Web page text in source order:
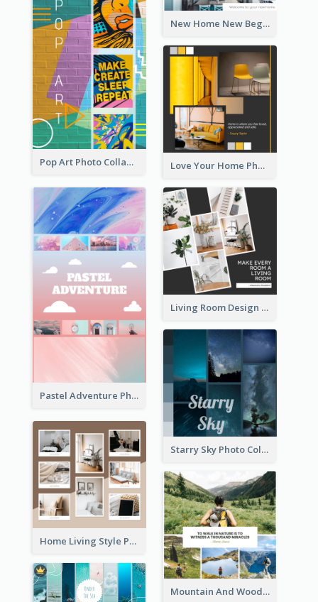
New Home New Beginning Photo Collage
Pop Art Photo Collage Love Your Home Photo Collage
Pastel Adventure Photo Collage
Living Room Design Photo Collage
Starry Sky Photo Collage
Home Living Style Photo Collage
Mountain And Woods Photo Collage